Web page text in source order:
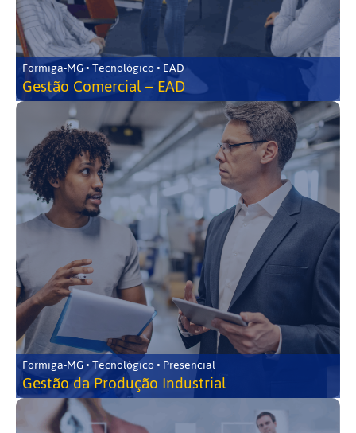
Formiga-MG • Tecnológico • EAD
Gestão Comercial – EAD
Formiga-MG • Tecnológico • Presencial
Gestão da Produção Industrial